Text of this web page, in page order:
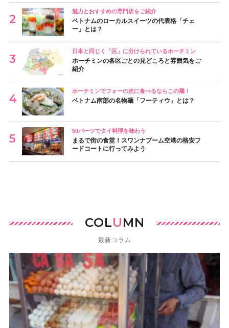
魅力とおすすめの専門店をご紹介
ベトナムのローカルスイーツの代表格「チェ
ー」とは？
日本と同じく「区」に分けられているホーチミン
ホーチミンの各区ごとの見どころと雰囲気をご
紹介
ホーチミンでフォーの次に食べるならこの麺！
ベトナム南部の名物麺「フーティウ」とは？
50バーツでタイ料理を味わう
まるで街の食堂！スワンナプーム空港の格安フ
ードコートに行ってみよう
COLUMN
最新コラム